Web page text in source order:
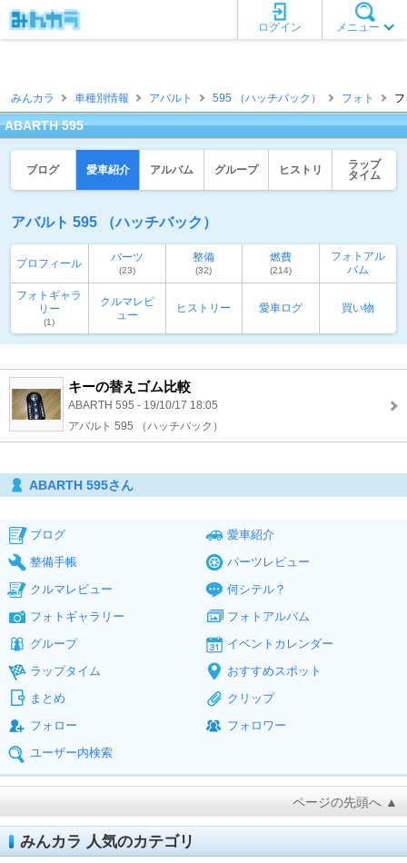
メニュー
ログイン
みんカラ 車種別情報 アバルト 595 （ハッチバック） フォト
ABARTH 595
ブログ 愛車紹介 アルバム グループ ヒストリ
ラップ
タイム
アバルト 595 （ハッチバック）
プロフィール パーツ
(23)
整備
(32)
燃費
(214)
フォトアル
バム
フォトギャラ
リー
(1)
クルマレビ
ュー
ヒストリー 愛車ログ 買い物
キーの替えゴム比較
ABARTH 595 - 19/10/17 18:05
アバルト 595 （ハッチバック）
ABARTH 595さん
ブログ
愛車紹介
整備手帳
パーツレビュー
クルマレビュー
何シテル？
フォトギャラリー
フォトアルバム
グループ
イベントカレンダー
ラップタイム
おすすめスポット
まとめ
クリップ
フォロー
フォロワー
ユーザー内検索
ページの先頭へ ▲
みんカラ 人気のカテゴリ